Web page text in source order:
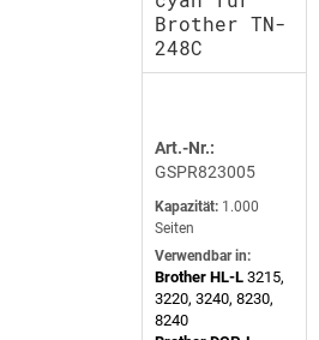
Brother TN-
248C
Art.-Nr.:
GSPR823005
Kapazität: 1.000
Seiten
Verwendbar in:
Brother HL-L 3215,
3220, 3240, 8230,
8240